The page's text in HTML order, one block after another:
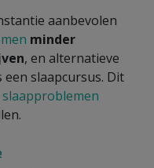
aanbevolen
minder
, en alternatieve
slaapcursus. Dit
slaapproblemen